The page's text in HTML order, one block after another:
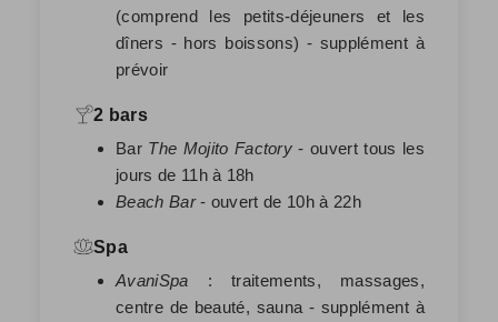
(comprend les petits-déjeuners et les
dîners - hors boissons) - supplément à
prévoir
2 bars
Bar The Mojito Factory - ouvert tous les
jours de 11h à 18h
Beach Bar- ouvert de 10h à 22h
Spa
AvaniSpa : traitements, massages,
centre de beauté, sauna - supplément à